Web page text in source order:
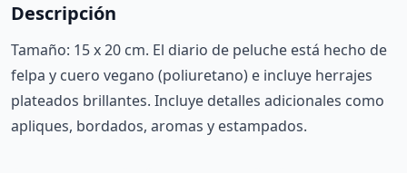
Descripción
Tamaño: 15 x 20 cm. El diario de peluche está hecho de
felpa y cuero vegano (poliuretano) e incluye herrajes
plateados brillantes. Incluye detalles adicionales como
apliques, bordados, aromas y estampados.